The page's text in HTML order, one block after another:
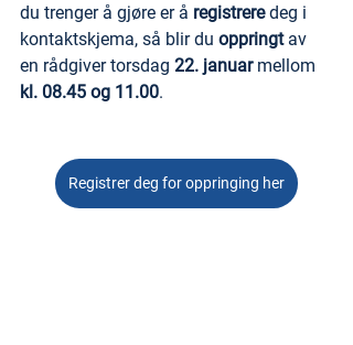
du trenger å gjøre er å registrere deg i
kontaktskjema, så blir du oppringt av
en rådgiver torsdag 22. januar mellom
kl. 08.45 og 11.00.
Registrer deg for oppringing her